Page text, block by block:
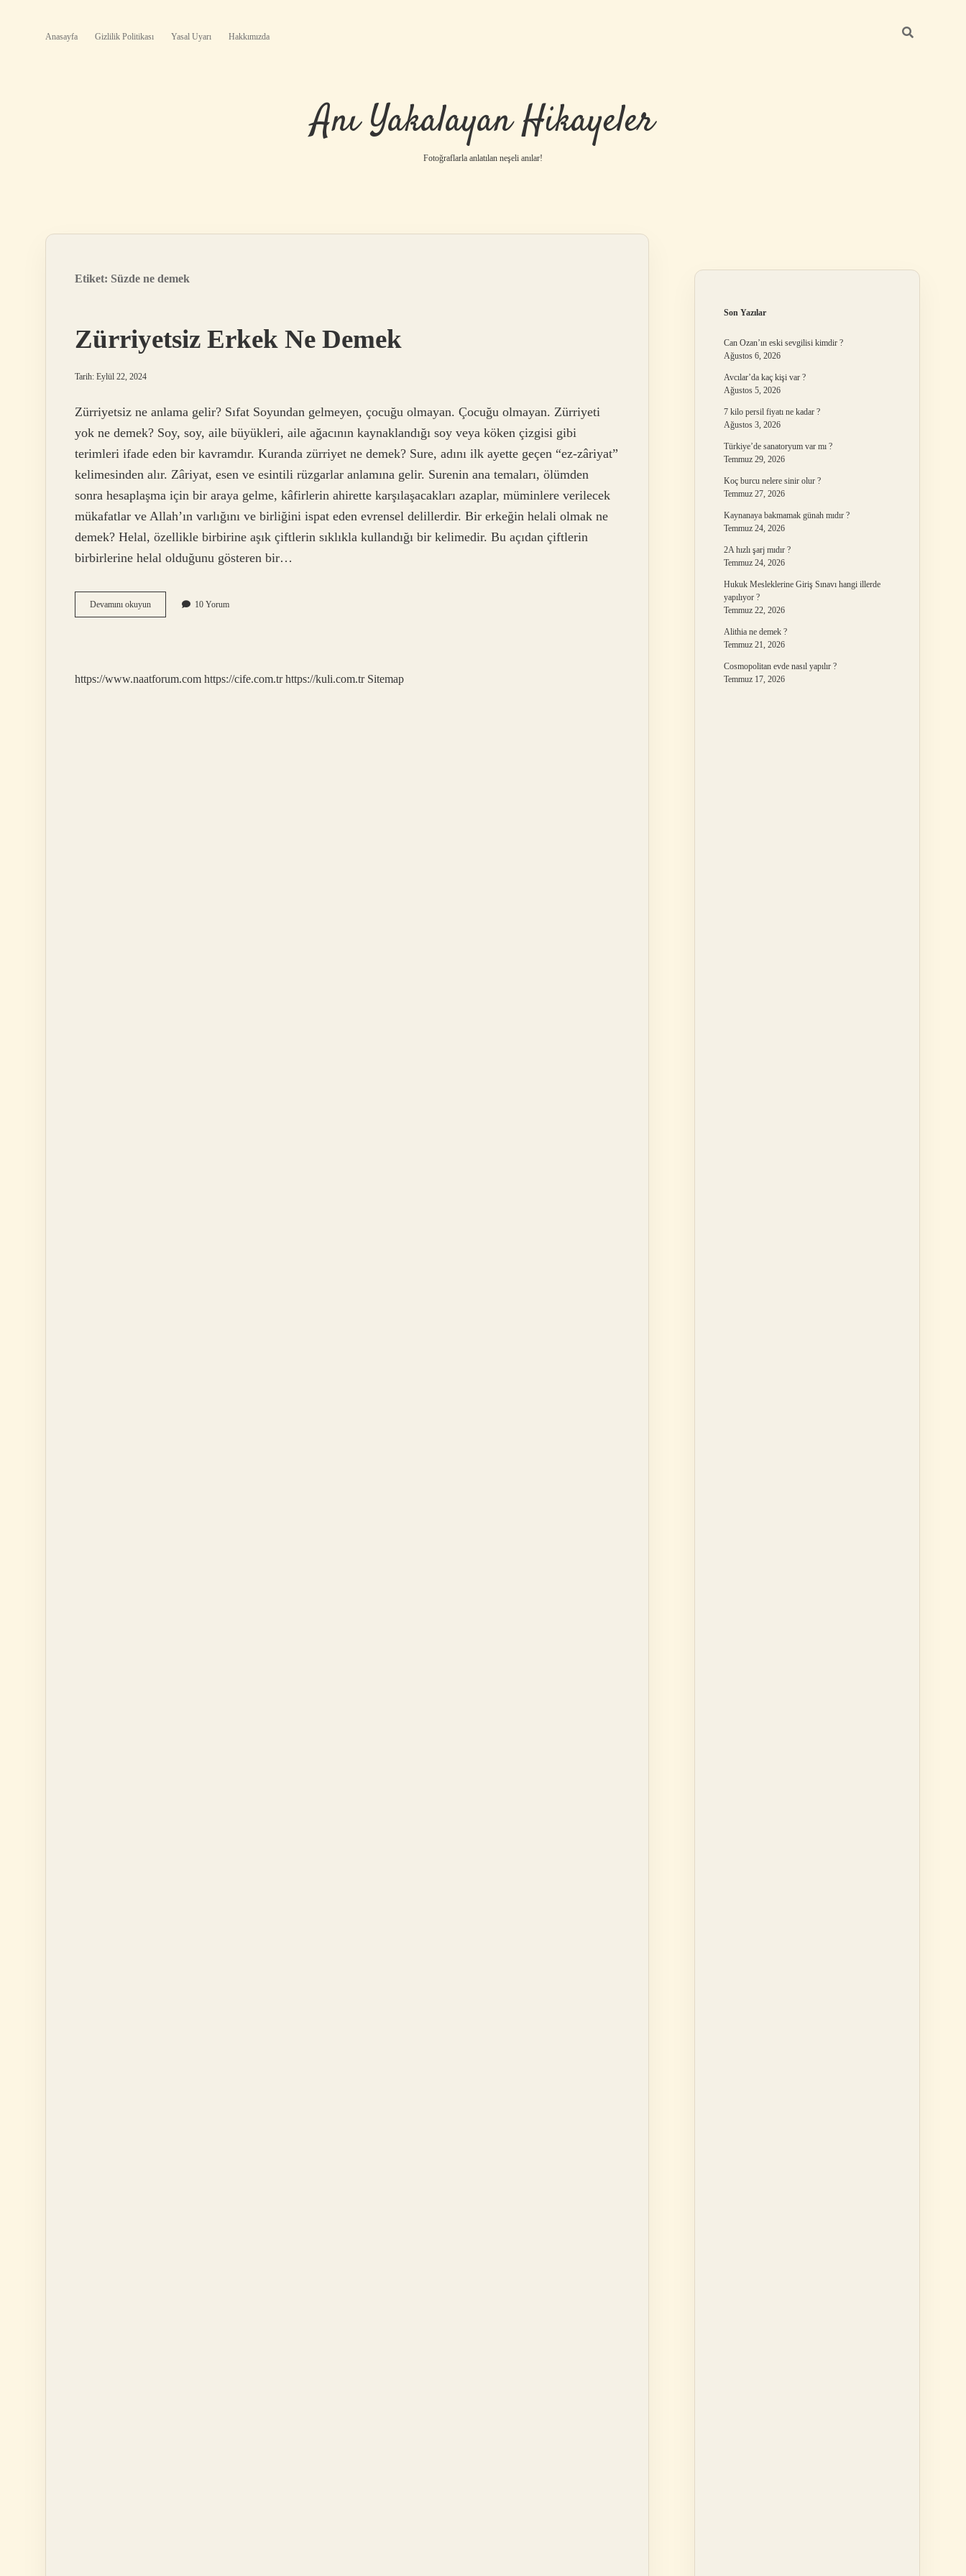
Anasayfa Gizlilik Politikası Yasal Uyarı Hakkımızda
Anı Yakalayan Hikayeler
Fotoğraflarla anlatılan neşeli anılar!
Etiket: Süzde ne demek
Zürriyetsiz Erkek Ne Demek
Tarih: Eylül 22, 2024
Zürriyetsiz ne anlama gelir? Sıfat Soyundan gelmeyen, çocuğu olmayan. Çocuğu olmayan. Zürriyeti
yok ne demek? Soy, soy, aile büyükleri, aile ağacının kaynaklandığı soy veya köken çizgisi gibi
terimleri ifade eden bir kavramdır. Kuranda zürriyet ne demek? Sure, adını ilk ayette geçen “ez-zâriyat”
kelimesinden alır. Zâriyat, esen ve esintili rüzgarlar anlamına gelir. Surenin ana temaları, ölümden
sonra hesaplaşma için bir araya gelme, kâfirlerin ahirette karşılaşacakları azaplar, müminlere verilecek
mükafatlar ve Allah’ın varlığını ve birliğini ispat eden evrensel delillerdir. Bir erkeğin helali olmak ne
demek? Helal, özellikle birbirine aşık çiftlerin sıklıkla kullandığı bir kelimedir. Bu açıdan çiftlerin
birbirlerine helal olduğunu gösteren bir…
Devamını okuyunZürriyetsiz
Erkek
10 Yorum
https://www.naatforum.com https://cife.com.tr https://kuli.com.tr Sitemap
Son Yazılar
Can Ozan’ın eski sevgilisi kimdir ?
Ağustos 6, 2026
Avcılar’da kaç kişi var ?
Ağustos 5, 2026
7 kilo persil fiyatı ne kadar ?
Ağustos 3, 2026
Türkiye’de sanatoryum var mı ?
Temmuz 29, 2026
Koç burcu nelere sinir olur ?
Temmuz 27, 2026
Kaynanaya bakmamak günah mıdır ?
Temmuz 24, 2026
2A hızlı şarj mıdır ?
Temmuz 24, 2026
Hukuk Mesleklerine Giriş Sınavı hangi illerde
yapılıyor ?
Temmuz 22, 2026
Alithia ne demek ?
Temmuz 21, 2026
Cosmopolitan evde nasıl yapılır ?
Temmuz 17, 2026